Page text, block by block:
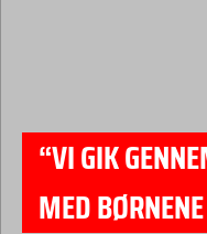
“VI GIK
MED